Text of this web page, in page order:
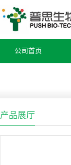
公司首页
产品展厅